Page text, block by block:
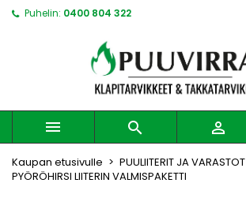
Puhelin: 0400 804 322
  
Kaupan etusivulle PUULIITERIT JA VARASTOT
PYÖRÖHIRSI LIITERIN VALMISPAKETTI